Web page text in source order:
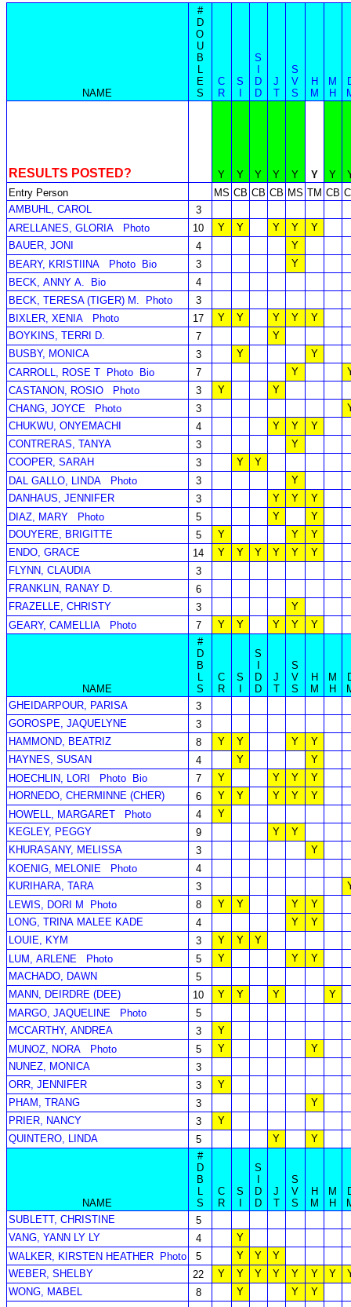
NAME
#
D
O
U
B
L
E
S
C
R
S
S
D
D
J
T
S
V
S
H
M
M
H
RESULTS POSTED? Y Y Y Y Y Y Y
Entry Person
MS CB CB CB MS TM CB
AMBUHL, CAROL
3
ARELLANES, GLORIA
Photo 10 Y Y Y Y
Y
BAUER, JONI
4
Y
BEARY, KRISTIINA
Photo Bio 3
Y
BECK, ANNY A.
Bio
4
BECK, TERESA (TIGER) M.
Photo
3
BIXLER, XENIA
Photo 17 Y Y Y Y
Y
BOYKINS, TERRI D.
7
Y
BUSBY, MONICA
3 Y
Y
CARROLL, ROSE T
Photo Bio 7 Y
CASTANON, ROSIO
Photo 3 Y
Y
CHANG, JOYCE
Photo 3
CHUKWU, ONYEMACHI
4 Y Y
Y
CONTRERAS, TANYA
3
Y
COOPER, SARAH
3 Y
Y
DAL GALLO, LINDA
Photo 3
Y
DANHAUS, JENNIFER
3 Y Y
Y
DIAZ, MARY
Photo 5 Y
Y
DOUYERE, BRIGITTE
5 Y Y
Y
ENDO, GRACE
14 Y Y Y Y Y
Y
FLYNN, CLAUDIA
3
FRANKLIN, RANAY D.
6
FRAZELLE, CHRISTY
3
Y
GEARY, CAMELLIA
Photo 7 Y Y Y Y Y
NAME
#
D
B
L
S
C
R
S
S
D
D
J
T
S
V
S
H
M
M
H
GHEIDARPOUR, PARISA
3
GOROSPE, JAQUELYNE
3
HAMMOND, BEATRIZ
8 Y Y Y
Y
HAYNES, SUSAN
4 Y
Y
HOECHLIN, LORI
Photo Bio 7 Y Y Y
Y
HORNEDO, CHERMINNE (CHER)
6 Y Y Y Y
Y
HOWELL, MARGARET
Photo 4
Y
KEGLEY, PEGGY
9 Y
Y
KHURASANY, MELISSA
3
Y
KOENIG, MELONIE
Photo
4
KURIHARA, TARA
3
LEWIS, DORI M
Photo 8 Y Y Y
Y
LONG, TRINA MALEE KADE
4 Y
Y
LOUIE, KYM
3 Y Y
Y
LUM, ARLENE
Photo 5 Y Y
Y
MACHADO, DAWN
5
MANN, DEIRDRE (DEE)
10 Y Y Y
Y
MARGO, JAQUELINE
Photo
5
MCCARTHY, ANDREA
3
Y
MUNOZ, NORA
Photo 5 Y
Y
NUNEZ, MONICA
3
ORR, JENNIFER
3
Y
PHAM, TRANG
3
Y
PRIER, NANCY
3
Y
QUINTERO, LINDA
5 Y Y
NAME
#
D
B
L
S
C
R
S
S
D
D
J
T
S
V
S
H
M
M
H
SUBLETT, CHRISTINE
5
VANG, YANN LY LY
4
Y
WALKER, KIRSTEN HEATHER
Photo 5 Y Y
Y
WEBER, SHELBY
22 Y Y Y Y Y Y Y
WONG, MABEL
8 Y Y Y